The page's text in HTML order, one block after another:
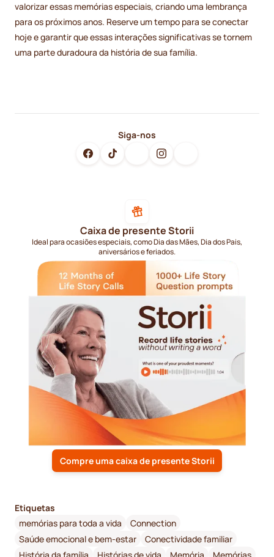
valorizar essas memórias especiais, criando uma lembrança
para os próximos anos. Reserve um tempo para se conectar
hoje e garantir que essas interações significativas se tornem
uma parte duradoura da história de sua família.
Siga-nos
Caixa de presente Storii
Ideal para ocasiões especiais, como Dia das Mães, Dia dos Pais,
aniversários e feriados.
Compre uma caixa de presente Storii
Etiquetas
memórias para toda a vida
Connection
Saúde emocional e bem-estar
Conectividade familiar